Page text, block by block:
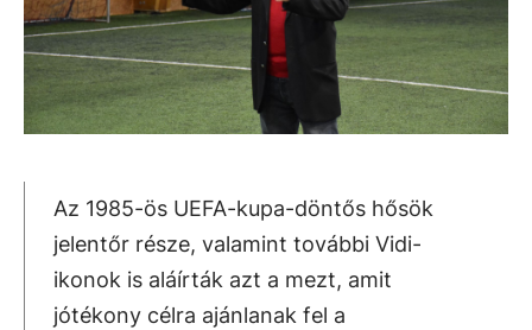
Az 1985-ös UEFA-kupa-döntős hősök
jelentőr része, valamint további Vidi-
ikonok is aláírták azt a mezt, amit
jótékony célra ajánlanak fel a